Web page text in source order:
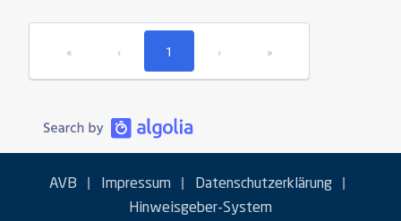
« ‹ 1 › »
AVB Impressum Datenschutzerklärung
Hinweisgeber-System